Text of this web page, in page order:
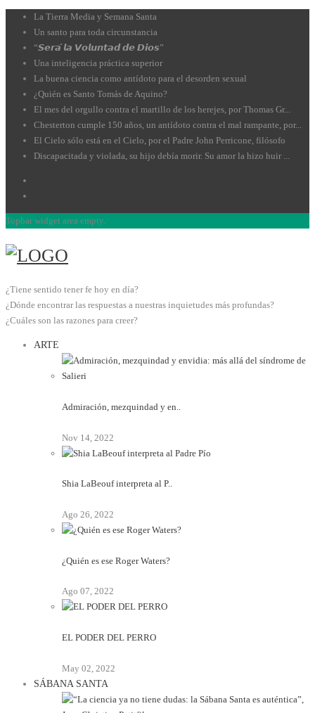
La Tierra Media y Semana Santa
Un santo para toda circunstancia
“𝙎𝙚𝙧𝙖́ 𝙡𝙖 𝙑𝙤𝙡𝙪𝙣𝙩𝙖𝙙 𝙙𝙚 𝘿𝙞𝙤𝙨”
Una inteligencia práctica superior
La buena ciencia como antídoto para el desorden sexual
¿Quién es Santo Tomás de Aquino?
El mes del orgullo contra el martillo de los herejes, por Thomas Gr...
Chesterton cumple 150 años, un antídoto contra el mal rampante, por...
El Cielo sólo está en el Cielo, por el Padre John Perricone, filósofo
Discapacitada y violada, su hijo debía morir. Su amor la hizo huir ...
Topbar widget area empty.
¿Tiene sentido tener fe hoy en día?
¿Dónde encontrar las respuestas a nuestras inquietudes más profundas?
¿Cuáles son las razones para creer?
ARTE
Admiración, mezquindad y en..
Nov 14, 2022
Shia LaBeouf interpreta al P..
Ago 26, 2022
¿Quién es ese Roger Waters?
Ago 07, 2022
EL PODER DEL PERRO
May 02, 2022
SÁBANA SANTA